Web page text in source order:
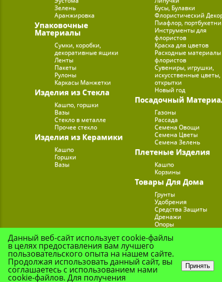
Зелень
Аранжировка
Упаковочные
Материалы
Сумки, коробки,
декоративные ящики
Ленты
Пакеты
Рулоны
Каркасы Манжетки
Изделия из Стекла
Кашпо, горшки
Вазы
Стекло в металле
Прочее стекло
Изделия из Керамики
Кашпо
Горшки
Вазы
Бусы, Булавки
Флористический
Пиафлор,
Инструменты для
флористов
Краска для цветов
Расходные
флористов
Сувениры, игрушки,
искусственные цветы,
открытки
Новый год
Посадочный
Газоны
Рассада
Семена Овощи
Семена Цветы
Семена Зелень
Плетеные Изделия
Кашпо
Корзины
Товары Для Дома
Грунты
Удобрения
Средства Защиты
Дренажи
Опоры
Подставки для Цветов
Данный веб-сайт использует cookie-файлы
в целях предоставления вам лучшего
пользовательского опыта на нашем сайте.
Продолжая использовать данный сайт, вы
соглашаетесь с использованием нами
cookie-файлов. Для получения
Принять